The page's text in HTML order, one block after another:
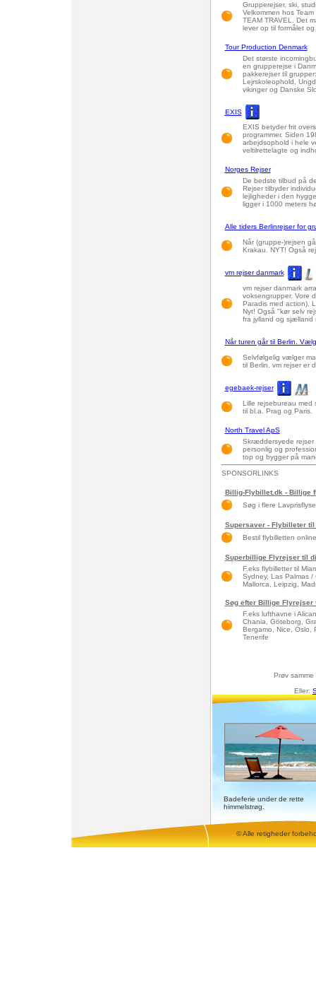
Grupperejser, ski,
Velkommen hos
TEAM TRAVEL. Det
lever op til formålet
Tour Production Denmark
Det største
en grupperejse i
pakkerejser til
Lejrskoleophold,
vikinger og Danske
EXIS
EXIS betyder frit
programmer. Siden
arbejdsophold i hele
veltilrettelagte og
Norges Rejser
De bedste tilbud på
Rejser tilbyder
lejligheder i den
ligger i 1000 meters
Alle tiders Berlinrejser for
Når (gruppe-)rejsen
Krakau. NYT! Også
vm rejser danmark
vm rejser danmark
voksengrupper. Vore
Paradis med action),
Nyt! Også "kør selv
fra jylland og sjælland
Når turen går til Berlin.
Selvfølgelig vælger
til Berlin. vm rejser er
egebaek-rejser
Lille rejsebureau med
til bl.a. Prag og Paris.
North Travel ApS
Skræddersyede
personlig og
top og bygger på
SPONSORLINKS
Billig-Flybillet.dk - Billige
Søg i flere
Supersaver - Flybilleter
Bestil flybilletten
Superbillige Flyrejser til
F.eks flybilletter til
Sydney, Las Palmas /
Mallorca, Leipzig,
Søg efter Billige Flyrejser
F.eks lufthavne i
Chania, Göteborg,
Bergamo, Nice, Oslo,
Tenerife
Prøv
Eller:
Badeferie under de rette
himmelstrøg.
© Alle retigheder